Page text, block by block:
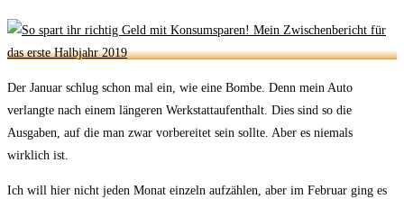
Der Januar schlug schon mal ein, wie eine Bombe. Denn mein Auto
verlangte nach einem längeren Werkstattaufenthalt. Dies sind so die
Ausgaben, auf die man zwar vorbereitet sein sollte. Aber es niemals
wirklich ist.
Ich will hier nicht jeden Monat einzeln aufzählen, aber im Februar ging es